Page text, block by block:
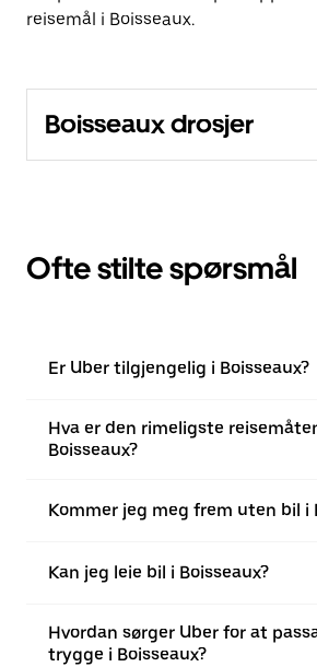
reisemål i Boisseaux.
Boisseaux drosjer
Ofte stilte spørsmål
Er Uber tilgjengelig i Boisseaux?
Hva er den rimeligste
Boisseaux?
Kommer jeg meg frem uten bil i
Kan jeg leie bil i Boisseaux?
Hvordan sørger Uber for at
trygge i Boisseaux?